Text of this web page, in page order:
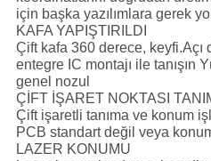
için başka yazılımlara gerek
KAFA YAPIŞTIRILDI
Çift kafa 360 derece,
entegre IC montajı ile tanışın
genel nozul
ÇİFT İŞARET NOKTASI
Çift işaretli tanıma ve konum
PCB standart değil veya
LAZER KONUMU